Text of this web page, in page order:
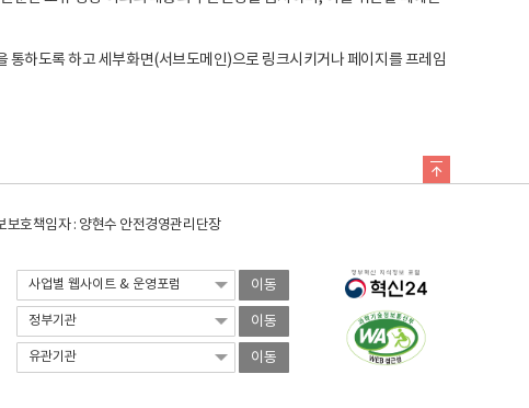
하도록 하고 세부화면(서브도메인)으로 링크시키거나 페이지를 프레임
보호책임자 : 양현수 안전경영관리단장
이동
이동
이동